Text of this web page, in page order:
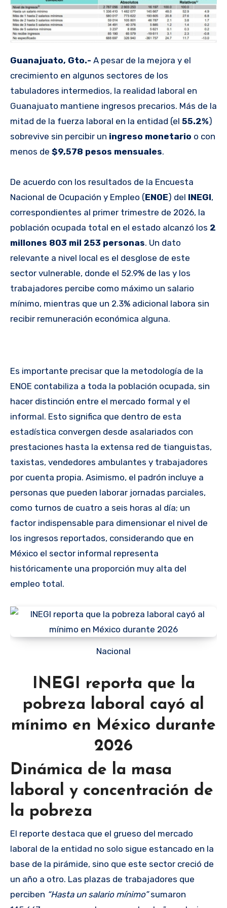
Guanajuato, Gto.- A pesar de la mejora y el
crecimiento en algunos sectores de los
tabuladores intermedios, la realidad laboral en
Guanajuato mantiene ingresos precarios. Más de la
mitad de la fuerza laboral en la entidad (el 55.2%)
sobrevive sin percibir un ingreso monetario o con
menos de $9,578 pesos mensuales.
De acuerdo con los resultados de la Encuesta
Nacional de Ocupación y Empleo (ENOE) del INEGI,
correspondientes al primer trimestre de 2026, la
población ocupada total en el estado alcanzó los 2
millones 803 mil 253 personas. Un dato
relevante a nivel local es el desglose de este
sector vulnerable, donde el 52.9% de las y los
trabajadores percibe como máximo un salario
mínimo, mientras que un 2.3% adicional labora sin
recibir remuneración económica alguna.
Es importante precisar que la metodología de la
ENOE contabiliza a toda la población ocupada, sin
hacer distinción entre el mercado formal y el
informal. Esto significa que dentro de esta
estadística convergen desde asalariados con
prestaciones hasta la extensa red de tianguistas,
taxistas, vendedores ambulantes y trabajadores
por cuenta propia. Asimismo, el padrón incluye a
personas que pueden laborar jornadas parciales,
como turnos de cuatro a seis horas al día; un
factor indispensable para dimensionar el nivel de
los ingresos reportados, considerando que en
México el sector informal representa
históricamente una proporción muy alta del
empleo total.
Nacional
INEGI reporta que la
pobreza laboral cayó al
mínimo en México durante
2026
Dinámica de la masa
laboral y concentración de
la pobreza
El reporte destaca que el grueso del mercado
laboral de la entidad no solo sigue estancado en la
base de la pirámide, sino que este sector creció de
un año a otro. Las plazas de trabajadores que
perciben “Hasta un salario mínimo”sumaron